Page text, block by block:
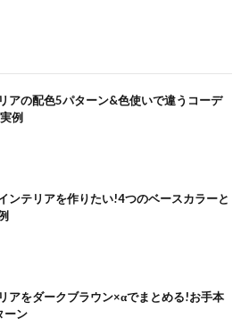
アの配色5パターン&色使いで違うコーデ
例
ンテリアを作りたい!4つのベースカラーと
アをダークブラウン×αでまとめる!お手本
ーン